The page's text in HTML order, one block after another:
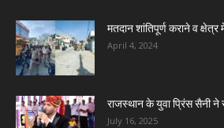
मतदान शांतिपूर्ण कराने व
April 4, 2024
राजस्थान के युवा प्रिंस सैनी ने
July 16, 2025